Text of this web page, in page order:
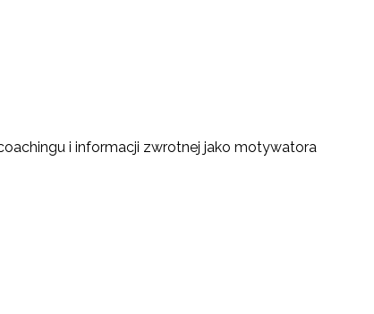
i informacji zwrotnej jako motywatora